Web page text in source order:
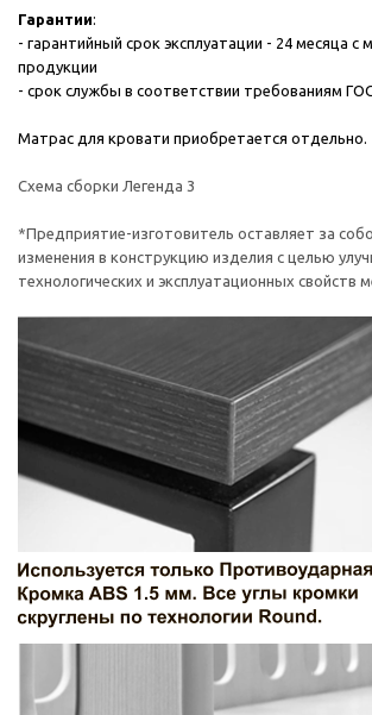
Гарантии:
- гарантийный срок эксплуатации - 24 месяца с
продукции
- срок службы в соответствии требованиям
Матрас для кровати приобретается отдельно.
Схема сборки Легенда 3
*Предприятие-изготовитель оставляет за
изменения в конструкцию изделия с целью
технологических и эксплуатационных свойств